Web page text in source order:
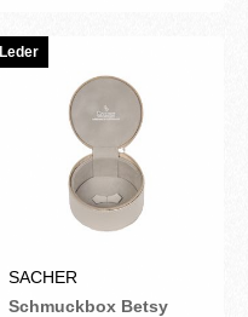
Leder
SACHER
Schmuckbox Betsy